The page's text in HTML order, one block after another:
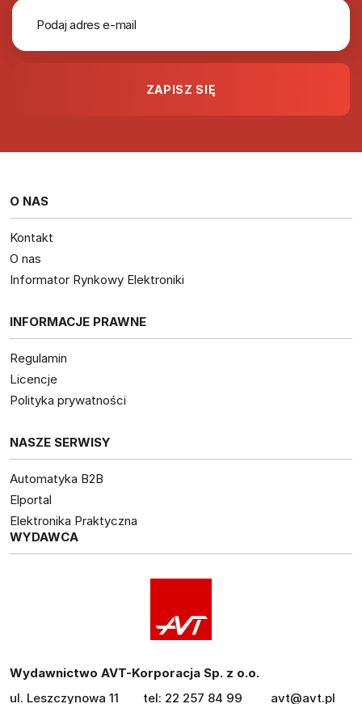
O NAS
Kontakt
O nas
Informator Rynkowy Elektroniki
INFORMACJE PRAWNE
Regulamin
Licencje
Polityka prywatności
NASZE SERWISY
Automatyka B2B
Elportal
Elektronika Praktyczna
WYDAWCA
Wydawnictwo AVT-Korporacja Sp. z o.o.
ul. Leszczynowa 11
tel: 22 257 84 99 avt@avt.pl